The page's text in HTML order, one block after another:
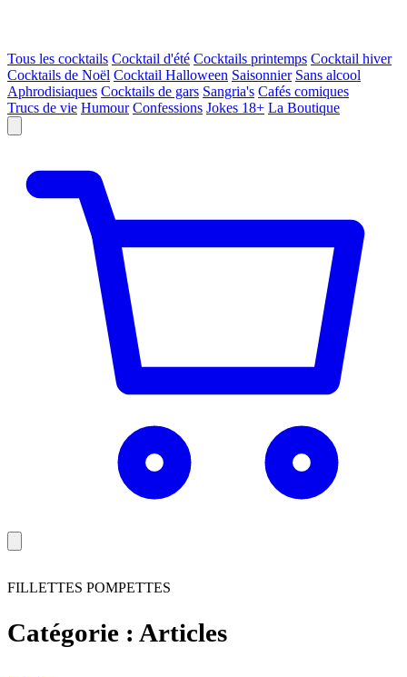
Tous les cocktails Cocktail d'été Cocktails printemps Cocktail hiver
Cocktails de Noël Cocktail Halloween Saisonnier Sans alcool
Aphrodisiaques Cocktails de gars Sangria's Cafés comiques
Trucs de vie Humour Confessions Jokes 18+ La Boutique
FILLETTES POMPETTES
Catégorie : Articles